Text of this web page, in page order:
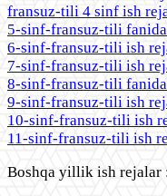
fransuz-tili 4 sinf ish
5-sinf-fransuz-tili
6-sinf-fransuz-tili ish
7-sinf-fransuz-tili ish
8-sinf-fransuz-tili
9-sinf-fransuz-tili ish
10-sinf-fransuz-tili ish
11-sinf-fransuz-tili ish
Boshqa yillik ish rejalar